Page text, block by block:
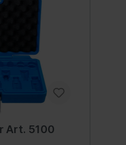
Art. 5100